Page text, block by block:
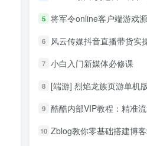
5 将军令online客户端游戏
6 风云传媒抖音直播带货实操课：3天打爆直
7 小白入门新媒体必修课
8 [端游] 烈焰龙族页游单机版装备国家阵营系
9 酷酷内部VIP教程：精准流量引爆绝对成交术–淘客日赚1万
10 Zblog教你零基础搭建博